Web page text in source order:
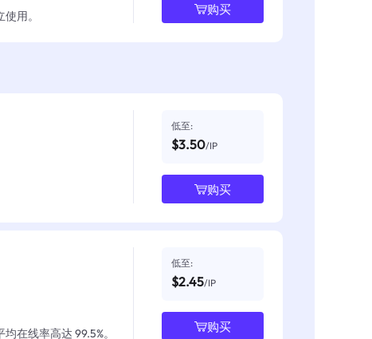
用。 购买
低至:
$3.50/IP
购买
在线率高达 99.5%。
低至:
$2.45/IP
购买